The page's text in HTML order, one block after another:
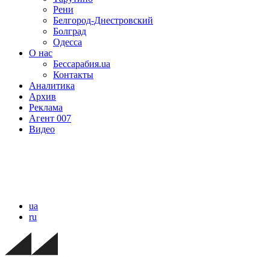
Рени
Белгород-Днестровский
Болград
Одесса
О нас
Бессарабия.ua
Контакты
Аналитика
Архив
Реклама
Агент 007
Видео
ua
ru